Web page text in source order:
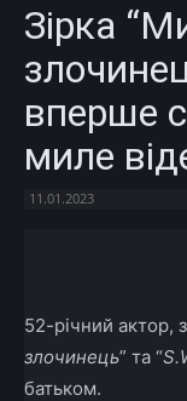
Зірка
вперше
миле
11.01.2023
52-річний актор,
злочинець” та “
батьком.